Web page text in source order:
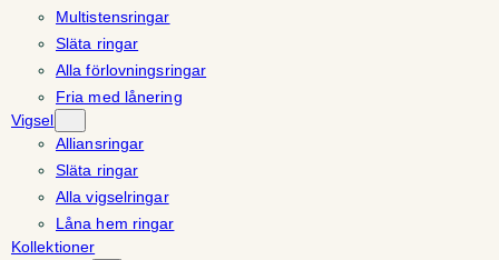
Multistensringar
Släta ringar
Alla förlovningsringar
Fria med lånering
Vigsel
Alliansringar
Släta ringar
Alla vigselringar
Låna hem ringar
Kollektioner